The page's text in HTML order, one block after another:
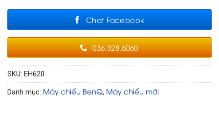
Chat Facebook
036.328.6060
SKU: EH620
Danh mục: Máy chiếu BenQ, Máy chiếu mới